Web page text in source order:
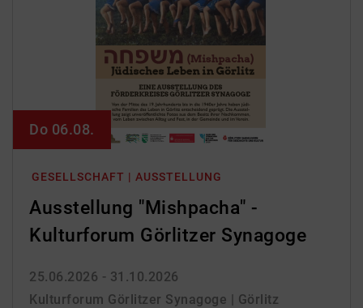
GESELLSCHAFT | AUSSTELLUNG
Ausstellung "Mishpacha" -
Kulturforum Görlitzer Synagoge
25.06.2026 - 31.10.2026
Kulturforum Görlitzer Synagoge | Görlitz
Do 06.08.